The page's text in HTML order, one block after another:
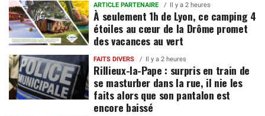
ARTICLE PARTENAIRE Il y a 2 heures
À seulement 1h de Lyon, ce camping 4
étoiles au cœur de la Drôme promet
des vacances au vert
FAITS DIVERS Il y a 2 heures
Rillieux-la-Pape : surpris en train de
se masturber dans la rue, il nie les
faits alors que son pantalon est
encore baissé